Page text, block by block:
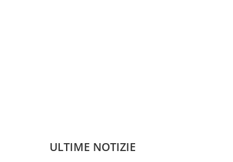
ULTIME NOTIZIE